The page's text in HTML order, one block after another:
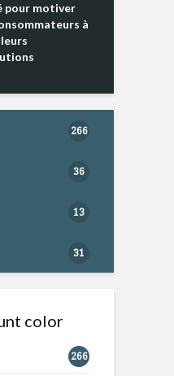
pour motiver
à
266
36
13
31
color
266